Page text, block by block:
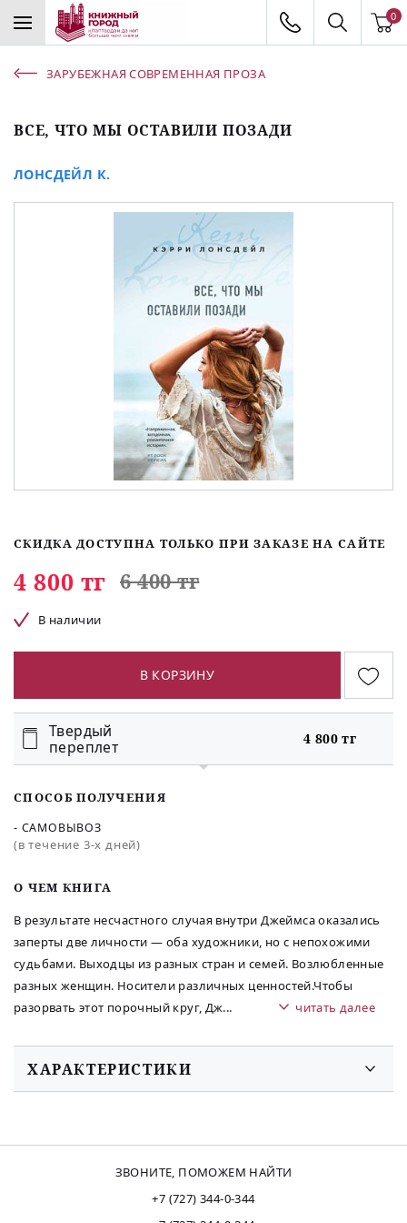
0
ЗАРУБЕЖНАЯ СОВРЕМЕННАЯ ПРОЗА
ВСЕ, ЧТО МЫ ОСТАВИЛИ ПОЗАДИ
ЛОНСДЕЙЛ К.
O ЧЕМ КНИГА
В результате несчастного случая внутри Джеймса оказались
заперты две личности — оба художники, но с непохожими
судьбами. Выходцы из разных стран и семей. Возлюбленные
разных женщин. Носители различных ценностей.Чтобы
разорвать этот порочный круг, Дж... читать далее
СКИДКА ДОСТУПНА ТОЛЬКО ПРИ ЗАКАЗЕ НА САЙТЕ
4 800 тг 6 400 тг
В наличии
В КОРЗИНУ
Твердый
переплет
4 800 тг
СПОСОБ ПОЛУЧЕНИЯ
- САМОВЫВОЗ
(в течение 3-х дней)
ХАРАКТЕРИСТИКИ
ЗВОНИТЕ, ПОМОЖЕМ НАЙТИ
+7 (727) 344-0-344